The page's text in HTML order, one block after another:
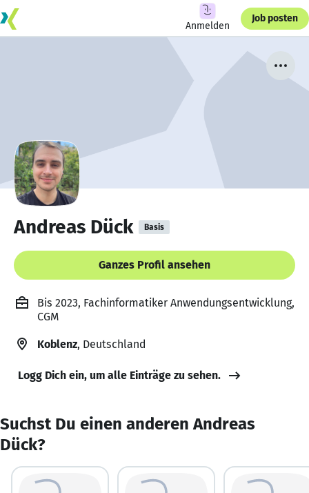
Anmelden
Job posten
Andreas Dück Basis
Ganzes Profil ansehen
Bis 2023, Fachinformatiker Anwendungsentwicklung,
CGM
Koblenz, Deutschland
Logg Dich ein, um alle Einträge zu sehen.
Suchst Du einen anderen Andreas
Dück?